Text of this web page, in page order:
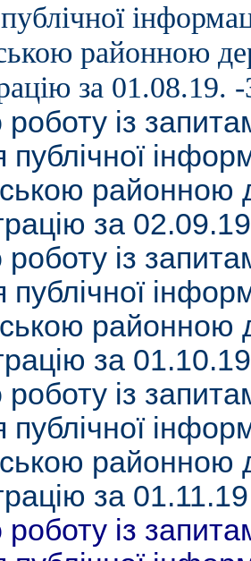
районною
за 01.08.19.
роботу із
районною
за
роботу із
районною
за
роботу із
районною
за
роботу із